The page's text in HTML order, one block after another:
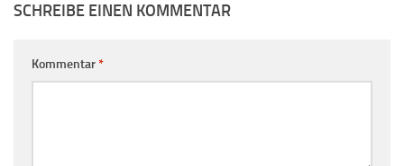
SCHREIBE EINEN KOMMENTAR
Kommentar*